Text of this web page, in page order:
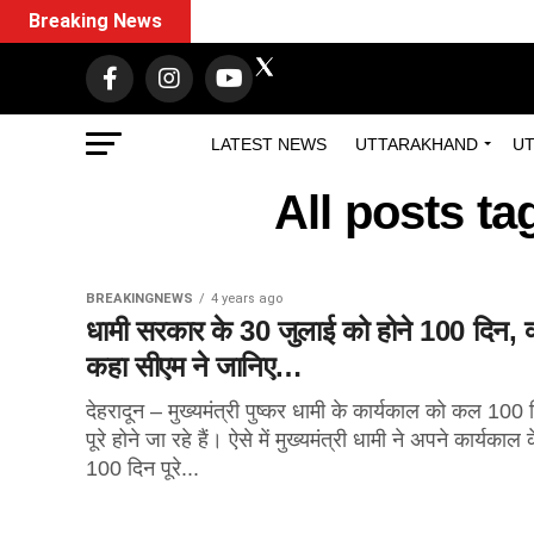
LATEST NEWS UTTARAKHAND
Breaking News
All posts
BREAKINGNEWS 4 years ago
धामी सरकार के 30 जुलाई को होने 100 दिन,
कहा सीएम ने जानिए…
देहरादून – मुख्यमंत्री पुष्कर धामी के कार्यकाल को कल 100
पूरे होने जा रहे हैं। ऐसे में मुख्यमंत्री धामी ने अपने कार्यकाल
100 दिन पूरे...